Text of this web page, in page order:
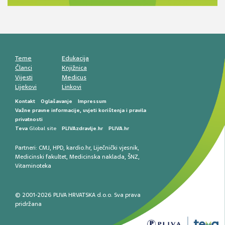
smetnji do rane onkološke dijagnostike
Teme
Članci
Vijesti
Lijekovi
Edukacija
Knjižnica
Medicus
Linkovi
Kontakt Oglašavanje
Impressum
Važne pravne informacije, uvjeti korištenja i pravila
privatnosti
Teva Global site PLIVAzdravlje.hr PLIVA.hr
Partneri: CMJ, HPD, kardio.hr, Liječnički vjesnik,
Medicinski fakultet, Medicinska naklada, ŠNZ,
Vitaminoteka
© 2001-2026 PLIVA HRVATSKA d.o.o. Sva prava
pridržana